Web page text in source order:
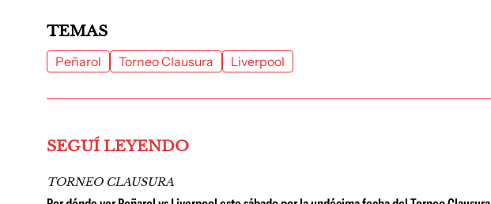
TEMAS
Peñarol Torneo Clausura Liverpool
SEGUÍ LEYENDO
TORNEO CLAUSURA